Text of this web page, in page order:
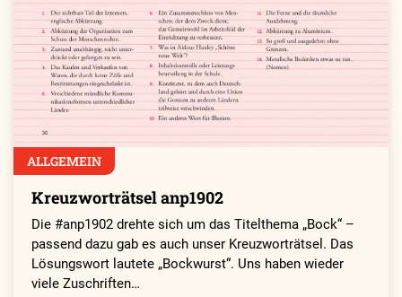
ALLGEMEIN
Kreuzworträtsel anp1902
Die #anp1902 drehte sich um das Titelthema „Bock“ –
passend dazu gab es auch unser Kreuzworträtsel. Das
Lösungswort lautete „Bockwurst“. Uns haben wieder
viele Zuschriften…